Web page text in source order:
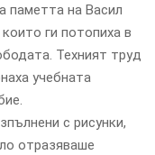
паметта на Васил
ги потопиха в
Техният труд
учебната
с рисунки,
отразяваше